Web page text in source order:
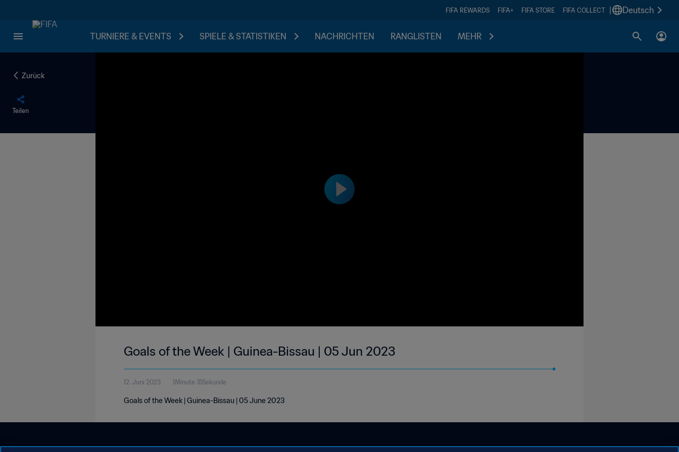
FIFA REWARDS FIFA+ FIFA STORE FIFA COLLECT Deutsch
TURNIERE & EVENTS SPIELE & STATISTIKEN NACHRICHTEN RANGLISTEN MEHR
Zurück
Teilen
Goals of the Week | Guinea-Bissau | 05 Jun 2023
12. Juni 2023 1Minute 31Sekunde
Goals of the Week | Guinea-Bissau | 05 June 2023